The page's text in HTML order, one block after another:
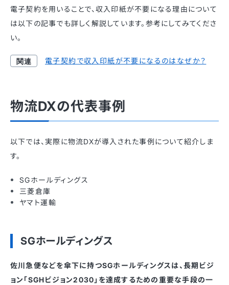
電子契約を用いることで、収入印紙が不要になる理由について
は以下の記事でも詳しく解説しています。参考にしてみてくださ
い。
電子契約で収入印紙が不要になるのはなぜか？
物流DXの代表事例
以下では、実際に物流DXが導入された事例について紹介しま
す。
SGホールディングス
三菱倉庫
ヤマト運輸
SGホールディングス
佐川急便などを傘下に持つSGホールディングスは、長期ビジ
ョン「SGHビジョン2030」を達成するための重要な手段の一